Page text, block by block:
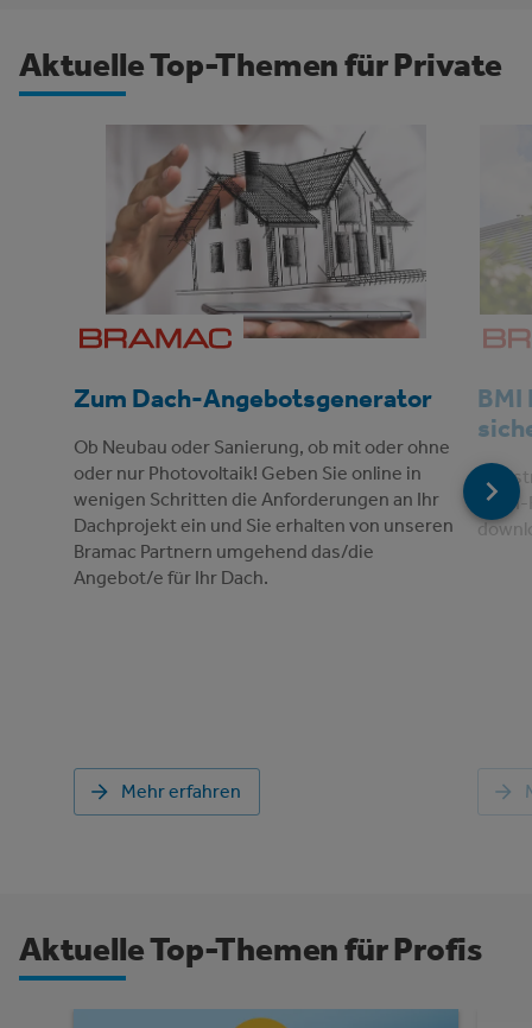
Aktuelle Top-Themen für Private
Zum Dach-Angebotsgenerator
Ob Neubau oder Sanierung, ob mit oder ohne
oder nur Photovoltaik! Geben Sie online in
wenigen Schritten die Anforderungen an Ihr
Dachprojekt ein und Sie erhalten von unseren
Bramac Partnern umgehend das/die
Angebot/e für Ihr Dach.
Mehr erfahren
BMI
Aktuelle Top-Themen für Profis